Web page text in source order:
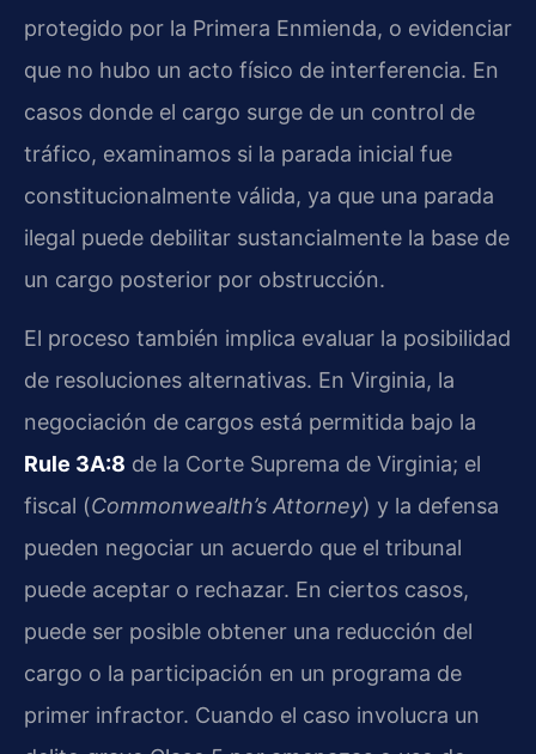
protegido por la Primera Enmienda, o evidenciar
que no hubo un acto físico de interferencia. En
casos donde el cargo surge de un control de
tráfico, examinamos si la parada inicial fue
constitucionalmente válida, ya que una parada
ilegal puede debilitar sustancialmente la base de
un cargo posterior por obstrucción.
El proceso también implica evaluar la posibilidad
de resoluciones alternativas. En Virginia, la
negociación de cargos está permitida bajo la
Rule 3A:8 de la Corte Suprema de Virginia; el
fiscal (Commonwealth’s Attorney) y la defensa
pueden negociar un acuerdo que el tribunal
puede aceptar o rechazar. En ciertos casos,
puede ser posible obtener una reducción del
cargo o la participación en un programa de
primer infractor. Cuando el caso involucra un